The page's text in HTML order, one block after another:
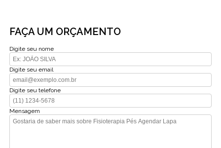
FAÇA UM ORÇAMENTO
Digite seu nome
Digite seu email
Digite seu telefone
Mensagem